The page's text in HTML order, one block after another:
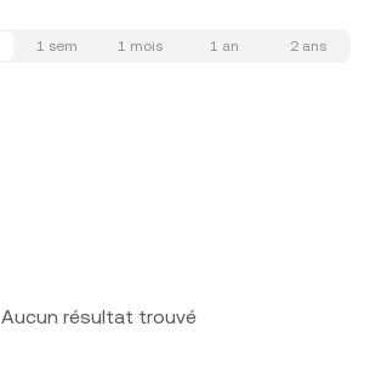
1 sem 1 mois 1 an 2 ans
Aucun résultat trouvé